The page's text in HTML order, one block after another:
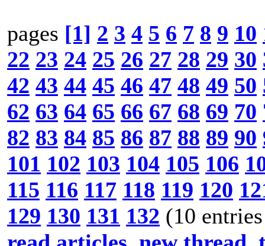
pages [1] 2 3 4 5 6 7 8 9 10
22 23 24 25 26 27 28 29 30
42 43 44 45 46 47 48 49 50
62 63 64 65 66 67 68 69 70
82 83 84 85 86 87 88 89 90
101 102 103 104 105 106
115 116 117 118 119 120
129 130 131 132 (10